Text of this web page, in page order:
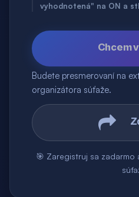
vyhodnotená" na ON a
Chcem
Budete presmerovaní na
organizátora súťaže.
🎯 Zaregistruj sa zadarmo